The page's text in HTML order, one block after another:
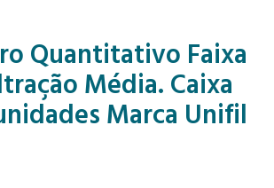
Quantitativo Faixa
Média. Caixa
Marca Unifil